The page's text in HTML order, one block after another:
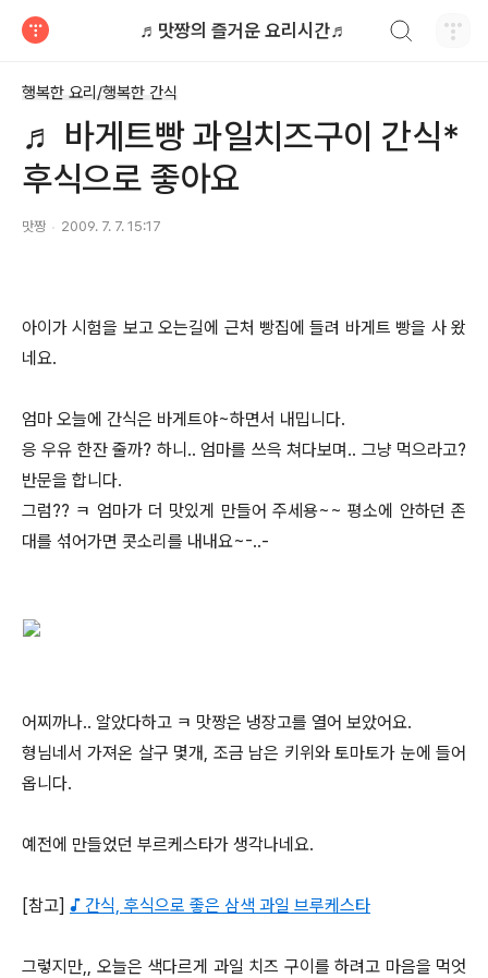
♬맛짱의 즐거운 요리시간♬
행복한 요리/행복한 간식
♬ 바게트빵 과일치즈구이 간식*
후식으로 좋아요
맛짱 2009. 7. 7. 15:17
아이가 시험을 보고 오는길에 근처 빵집에 들려 바게트 빵을 사 왔
네요.
엄마 오늘에 간식은 바게트야~하면서 내밉니다.
응 우유 한잔 줄까? 하니.. 엄마를 쓰윽 쳐다보며.. 그냥 먹으라고?
반문을 합니다.
그럼?? ㅋ 엄마가 더 맛있게 만들어 주세용~~ 평소에 안하던 존
대를 섞어가면 콧소리를 내내요~-..-
어찌까나.. 알았다하고 ㅋ 맛짱은 냉장고를 열어 보았어요.
형님네서 가져온 살구 몇개, 조금 남은 키위와 토마토가 눈에 들어
옵니다.
예전에 만들었던 부르케스타가 생각나네요.
[참고] ♪ 간식, 후식으로 좋은 삼색 과일 브루케스타
그렇지만,, 오늘은 색다르게 과일 치즈 구이를 하려고 마음을 먹엇